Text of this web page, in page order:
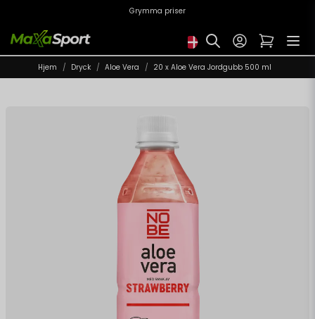
Grymma priser
Hjem Dryck Aloe Vera 20 x Aloe Vera Jordgubb 500 ml